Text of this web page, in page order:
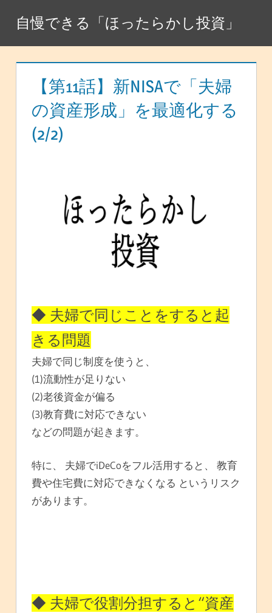
テ
自慢できる「ほったらかし投資」
【第11話】新NISAで「夫婦
の資産形成」を最適化する
(2/2)
◆ 夫婦で同じことをすると起
きる問題
夫婦で同じ制度を使うと、
(1)流動性が足りない
(2)老後資金が偏る
(3)教育費に対応できない
などの問題が起きます。
特に、 夫婦でiDeCoをフル活用すると、 教育
費や住宅費に対応できなくなる というリスク
があります。
◆ 夫婦で役割分担すると“資産